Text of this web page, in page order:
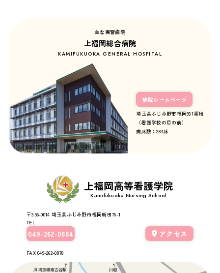
上福岡高等看護学院
Kamifukuoka Nursing School
〒356-0014 埼玉県ふじみ野市福岡新田76-1
TEL
049-262-0884
FAX 049-262-0878
アクセス
主な実習病院
上福岡総合病院
KAMIFUKUOKA GENERAL HOSPITAL
病院ホームページ
埼玉県ふじみ野市福岡931番地
（看護学校の目の前）
病床数：284床